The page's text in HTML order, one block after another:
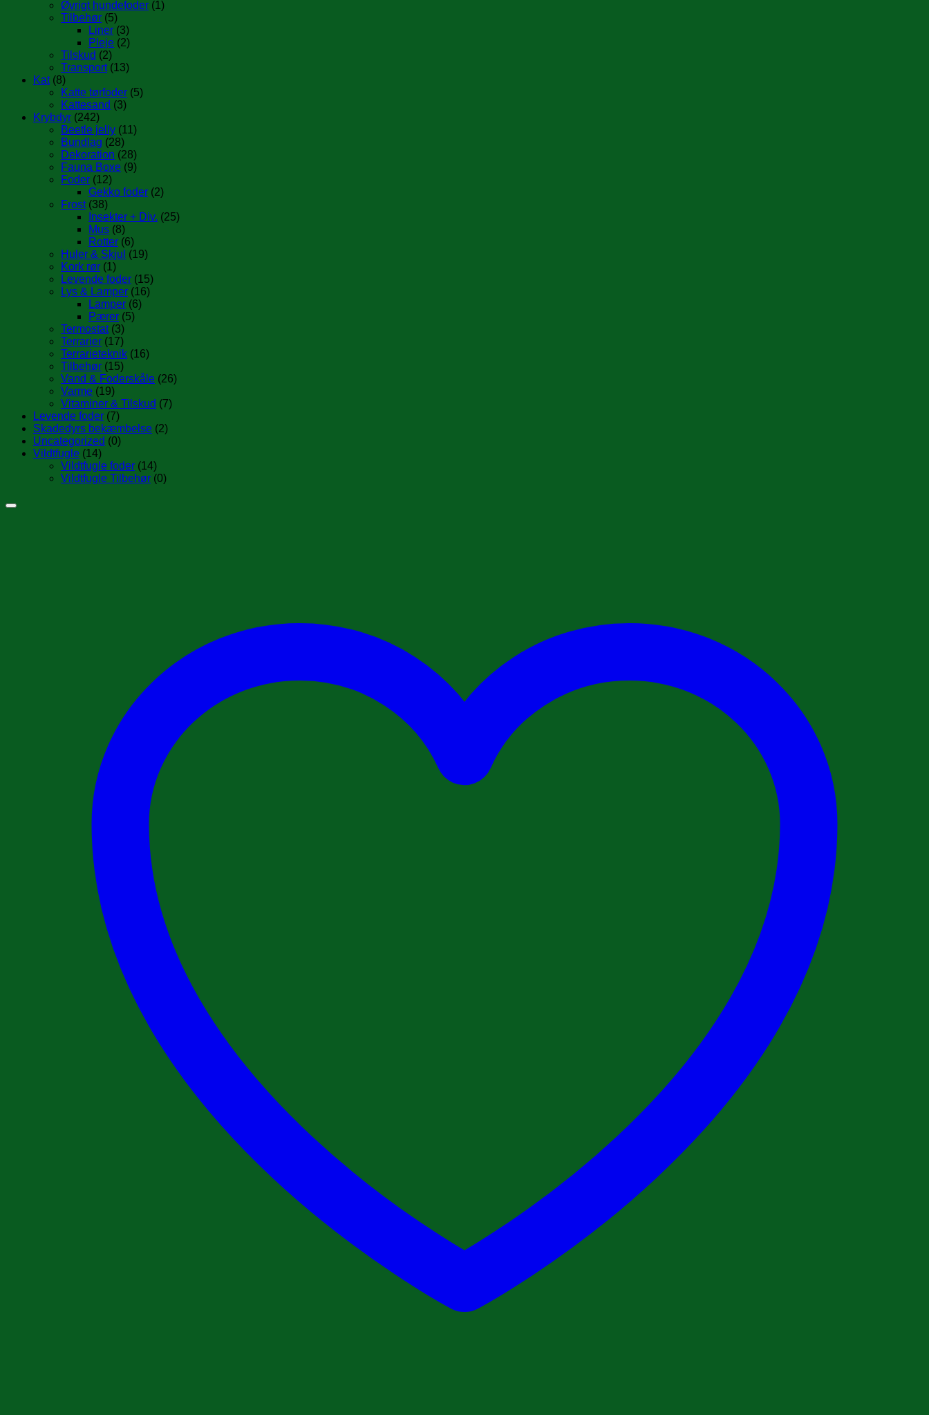
Øvrigt hundefoder (1)
Tilbehør (5)
Liner (3)
Pleje (2)
Tilskud (2)
Transport (13)
Kat (8)
Katte tørfoder (5)
Kattesand (3)
Krybdyr (242)
Beetle jelly (11)
Bundlag (28)
Dekoration (28)
Fauna Boxe (9)
Foder (12)
Gekko foder (2)
Frost (38)
Insekter + Div. (25)
Mus (8)
Rotter (6)
Huler & Skjul (19)
Kork rør (1)
Levende foder (15)
Lys & Lamper (16)
Lamper (6)
Pærer (5)
Termostat (3)
Terrarier (17)
Terrarieteknik (16)
Tilbehør (15)
Vand & Foderskåle (26)
Varme (19)
Vitaminer & Tilskud (7)
Levende foder (7)
Skadedyrs bekæmbelse (2)
Uncategorized (0)
Vildtfugle (14)
Vildtfugle foder (14)
Vildtfugle Tilbehør (0)